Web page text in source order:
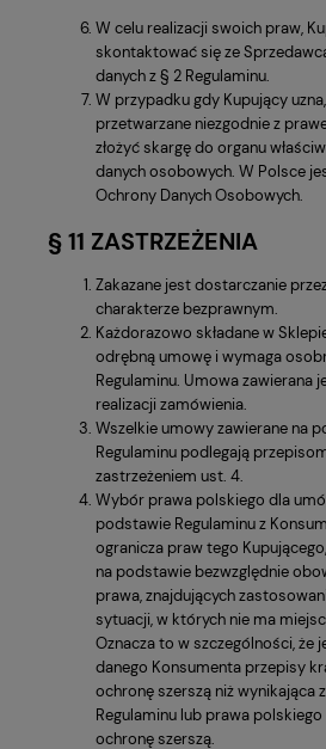
W celu realizacji swoich praw,
skontaktować się ze
danych z § 2 Regulaminu.
W przypadku gdy Kupujący
przetwarzane niezgodnie z
złożyć skargę do organu
danych osobowych. W Polsce
Ochrony Danych Osobowych.
§ 11 ZASTRZEŻENIA
Zakazane jest dostarczanie
charakterze bezprawnym.
Każdorazowo składane w
odrębną umowę i wymaga
Regulaminu. Umowa zawierana
realizacji zamówienia.
Wszelkie umowy zawierane na
Regulaminu podlegają
zastrzeżeniem ust. 4.
Wybór prawa polskiego dla
podstawie Regulaminu z
ogranicza praw tego
na podstawie bezwzględnie
prawa, znajdujących
sytuacji, w których nie ma
Oznacza to w szczególności, że
danego Konsumenta przepisy
ochronę szerszą niż wynikająca
Regulaminu lub prawa
ochronę szerszą.